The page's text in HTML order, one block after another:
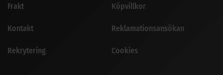
Frakt
Kontakt
Rekrytering
Köpvillkor
Reklamationsansökan
Cookies